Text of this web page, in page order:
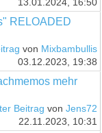
13.01.2024, 16:50
RELOADED
von Mixbambullis
03.12.2023, 19:38
mehr
Beitrag von Jens72
22.11.2023, 10:31